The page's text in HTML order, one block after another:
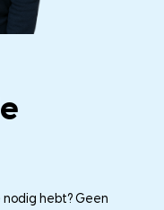
hebt? Geen